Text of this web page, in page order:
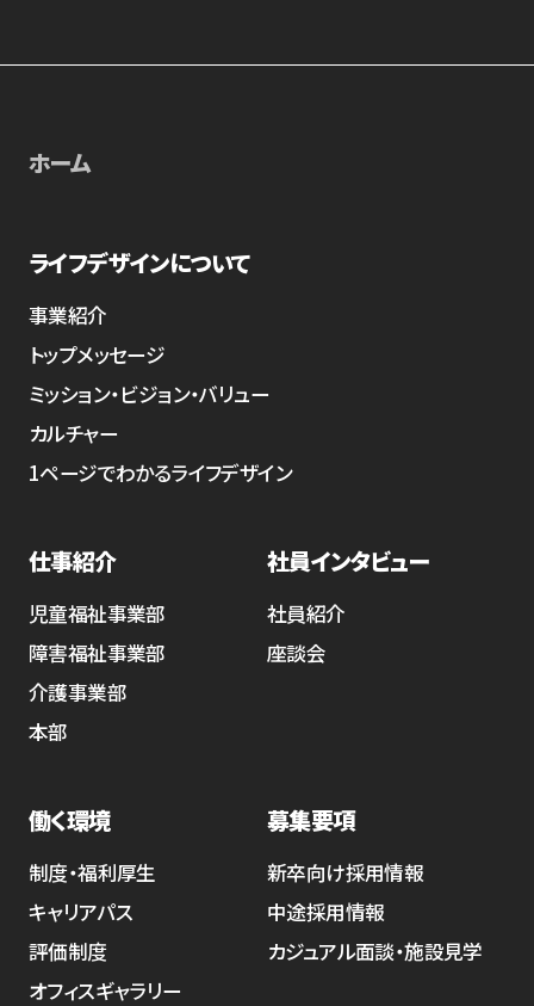
ホーム
ライフデザインについて
事業紹介
トップメッセージ
ミッション・ビジョン・バリュー
カルチャー
1ページでわかるライフデザイン
仕事紹介
児童福祉事業部
障害福祉事業部
介護事業部
本部
社員インタビュー
社員紹介
座談会
働く環境
制度・福利厚生
キャリアパス
評価制度
オフィスギャラリー
募集要項
新卒向け採用情報
中途採用情報
カジュアル面談・施設見学